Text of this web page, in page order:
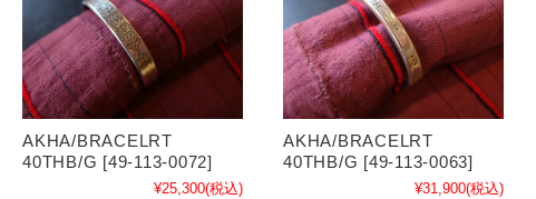
AKHA/BRACELRT
40THB/G [49-113-0072]
¥25,300(税込)
AKHA/BRACELRT
40THB/G [49-113-0063]
¥31,900(税込)